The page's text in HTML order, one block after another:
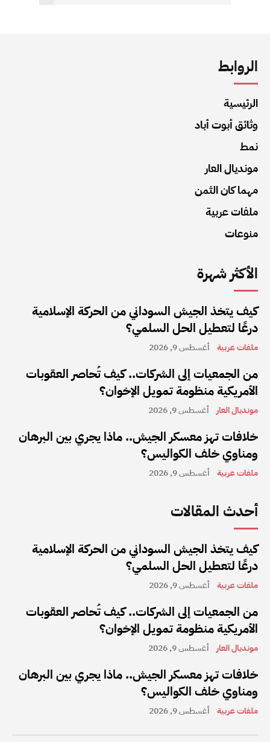
الروابط
الرئيسية
وثائق أبوت أباد
نمط
مونديال العار
مهما كان الثمن
ملفات عربية
منوعات
الأكثر شهرة
كيف يتخذ الجيش السوداني من الحركة الإسلامية
درعًا لتعطيل الحل السلمي؟
ملفات عربية أغسطس 9, 2026
من الجمعيات إلى الشركات.. كيف تُحاصر العقوبات
الأمريكية منظومة تمويل الإخوان؟
مونديال العار أغسطس 9, 2026
خلافات تهز معسكر الجيش.. ماذا يجري بين البرهان
ومناوي خلف الكواليس؟
ملفات عربية أغسطس 9, 2026
أحدث المقالات
كيف يتخذ الجيش السوداني من الحركة الإسلامية
درعًا لتعطيل الحل السلمي؟
ملفات عربية أغسطس 9, 2026
من الجمعيات إلى الشركات.. كيف تُحاصر العقوبات
الأمريكية منظومة تمويل الإخوان؟
مونديال العار أغسطس 9, 2026
خلافات تهز معسكر الجيش.. ماذا يجري بين البرهان
ومناوي خلف الكواليس؟
ملفات عربية أغسطس 9, 2026